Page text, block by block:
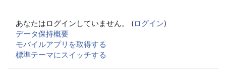
あなたはログインしていません。 (ログイン)
データ保持概要
モバイルアプリを取得する
標準テーマにスイッチする